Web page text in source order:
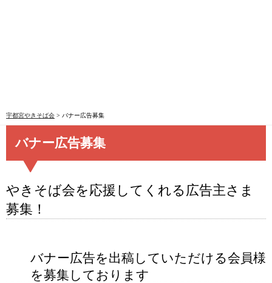
宇都宮やきそば会 > バナー広告募集
バナー広告募集
やきそば会を応援してくれる広告主さま
募集！
バナー広告を出稿していただける会員様
を募集しております